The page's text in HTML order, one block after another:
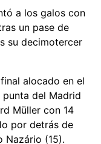
a los galos con
un pase de
su decimotercer
alocado en el
punta del Madrid
Müller con 14
por detrás de
Nazário (15).